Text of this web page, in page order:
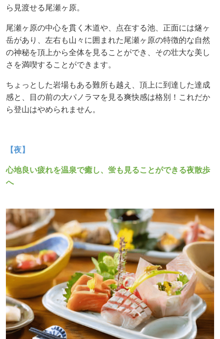
ら見渡せる尾瀬ヶ原。
尾瀬ヶ原の中心を貫く木道や、点在する池、正面には燧ヶ
岳があり、左右も山々に囲まれた尾瀬ヶ原の特徴的な自然
の神秘を頂上から全体を見ることができ、その壮大な美し
さを満喫することができます。
ちょっとした岩場もある難所も越え、頂上に到達した達成
感と、目の前の大パノラマを見る爽快感は格別！これだか
ら登山はやめられません。
【夜】
心地良い疲れを温泉で癒し、蛍も見ることができる夜散歩
へ